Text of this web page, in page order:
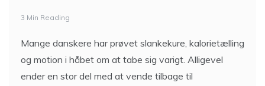
3 Min Reading
Mange danskere har prøvet slankekure, kalorietælling
og motion i håbet om at tabe sig varigt. Alligevel
ender en stor del med at vende tilbage til